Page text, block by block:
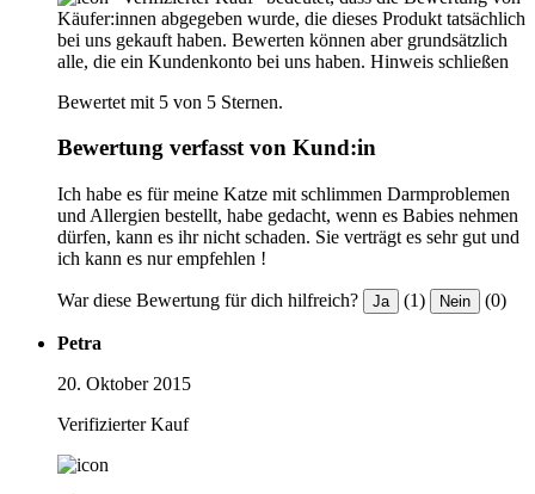
Käufer:innen abgegeben wurde, die dieses Produkt tatsächlich
bei uns gekauft haben. Bewerten können aber grundsätzlich
alle, die ein Kundenkonto bei uns haben. Hinweis schließen
Bewertet mit 5 von 5 Sternen.
Bewertung verfasst von Kund:in
Ich habe es für meine Katze mit schlimmen Darmproblemen
und Allergien bestellt, habe gedacht, wenn es Babies nehmen
dürfen, kann es ihr nicht schaden. Sie verträgt es sehr gut und
ich kann es nur empfehlen !
War diese Bewertung für dich hilfreich? Ja (1) Nein (0)
Petra
20. Oktober 2015
Verifizierter Kauf